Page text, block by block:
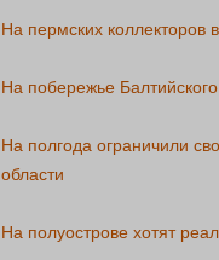
На пермских коллекторов
На побережье
На полгода ограничили
области
На полуострове хотят